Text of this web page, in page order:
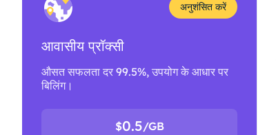
अनुशंसित करें
आवासीय प्रॉक्सी
औसत सफलता दर 99.5%, उपयोग के आधार पर
बिलिंग।
$0.5/GB